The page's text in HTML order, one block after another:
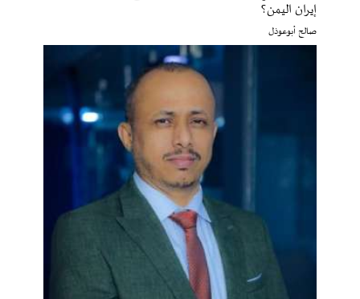
إيران اليمن؟
صالح أبوعوذل